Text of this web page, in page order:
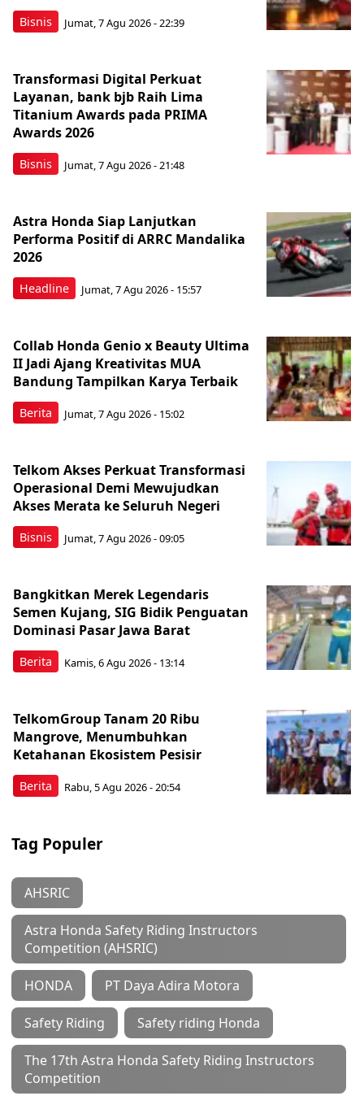
Bisnis Jumat, 7 Agu 2026 - 22:39
Bisnis
Transformasi Digital Perkuat
Layanan, bank bjb Raih Lima
Titanium Awards pada PRIMA
Awards 2026
Jumat, 7 Agu 2026 - 21:48
Headline
Astra Honda Siap Lanjutkan
Performa Positif di ARRC Mandalika
2026
Jumat, 7 Agu 2026 - 15:57
Berita
Collab Honda Genio x Beauty Ultima
II Jadi Ajang Kreativitas MUA
Bandung Tampilkan Karya Terbaik
Jumat, 7 Agu 2026 - 15:02
Bisnis
Telkom Akses Perkuat Transformasi
Operasional Demi Mewujudkan
Akses Merata ke Seluruh Negeri
Jumat, 7 Agu 2026 - 09:05
Berita
Bangkitkan Merek Legendaris
Semen Kujang, SIG Bidik Penguatan
Dominasi Pasar Jawa Barat
Kamis, 6 Agu 2026 - 13:14
Berita
TelkomGroup Tanam 20 Ribu
Mangrove, Menumbuhkan
Ketahanan Ekosistem Pesisir
Rabu, 5 Agu 2026 - 20:54
Tag Populer
AHSRIC
Astra Honda Safety Riding Instructors
Competition (AHSRIC)
HONDA PT Daya Adira Motora
Safety Riding Safety riding Honda
The 17th Astra Honda Safety Riding Instructors
Competition